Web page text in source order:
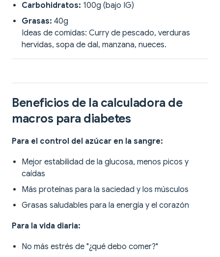
Carbohidratos: 100g (bajo IG)
Grasas: 40g
Ideas de comidas: Curry de pescado, verduras
hervidas, sopa de dal, manzana, nueces.
Beneficios de la calculadora de
macros para diabetes
Para el control del azúcar en la sangre:
Mejor estabilidad de la glucosa, menos picos y
caídas
Más proteínas para la saciedad y los músculos
Grasas saludables para la energía y el corazón
Para la vida diaria:
No más estrés de "¿qué debo comer?"